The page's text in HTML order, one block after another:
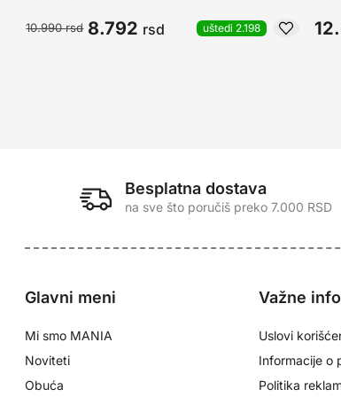
10.990rsd 8.792 rsd uštedi 2.198
Besplatna dostava
na sve što poručiš preko 7.000 RSD
Glavni meni
Mi smo MANIA
Noviteti
Obuća
Važne
Uslovi
Informacije o
Politika